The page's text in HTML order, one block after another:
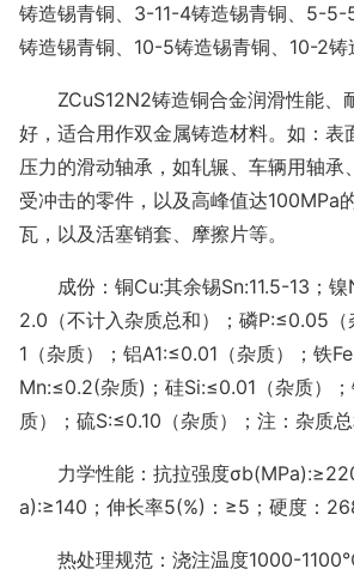
铸造锡青铜、 3-11-4铸造锡青铜、5-5-
铸造锡青铜、10-5铸造锡青铜、10-2铸
ZCuS12N2铸造铜合金润滑性能、
好，适合用作双金属铸造材料。如：表
压力的滑动轴承，如轧辗、车辆用轴承
受冲击的零件，以及高峰值达100MPa
瓦，以及活塞销套、摩擦片等。
成份：铜Cu:其余锡Sn:11.5-13； 镍
2.0（不计入杂质总和）
； 磷P:≤0.05（
1（杂质）
； 铝A1:≤0.01（杂质） ； 铁
Mn:≤0.2(杂质) ； 硅Si:≤0.01（杂质） ；
质）
； 硫S:≤0.10（杂质） ； 注：杂质
力学性能：抗拉强度
a):≥140 ； 伸长率5(%)：≥5 ； 硬度：
热处理规范：浇注温度1000-